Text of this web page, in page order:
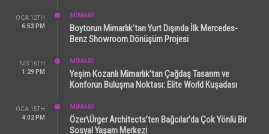
OCA 12TH
6:53 PM
MİMARİ
Boytorun Mimarlık’tan Yurt Dışında İlk Mercedes-
Benz Showroom Dönüşüm Projesi
NIS 16TH
1:29 PM
MİMARİ
Yeşim Kozanlı Mimarlık’tan Çağdaş Tasarım ve
Konforun Buluşma Noktası: Elite World Kuşadası
OCA 15TH
4:02 PM
MİMARİ
Özer\Ürger Architects’ten Bağcılar’da Çok Yönlü Bir
Sosyal Yaşam Merkezi